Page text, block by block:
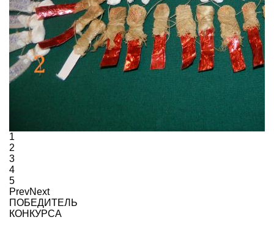
1
2
3
4
5
PrevNext
ПОБЕДИТЕЛЬ
КОНКУРСА